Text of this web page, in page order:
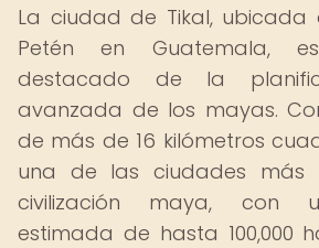
La ciudad de Tikal,
Petén en Guatemala,
destacado de la
avanzada de los mayas.
de más de 16 kilómetros
una de las ciudades más
civilización maya, con
estimada de hasta 100,000